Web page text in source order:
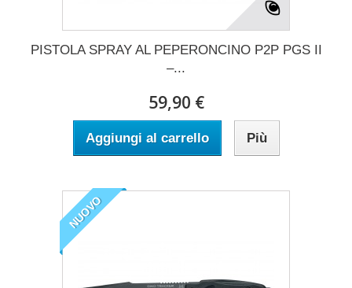
PISTOLA SPRAY AL PEPERONCINO P2P PGS II
–...
59,90 €
Aggiungi al carrello Più
NUOVO